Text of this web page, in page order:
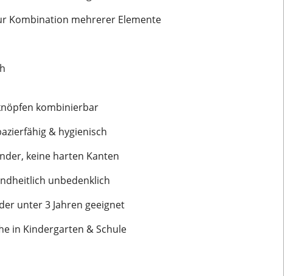
Kombination mehrerer Elemente
kombinierbar
& hygienisch
keine harten Kanten
unbedenklich
unter 3 Jahren geeignet
in Kindergarten & Schule